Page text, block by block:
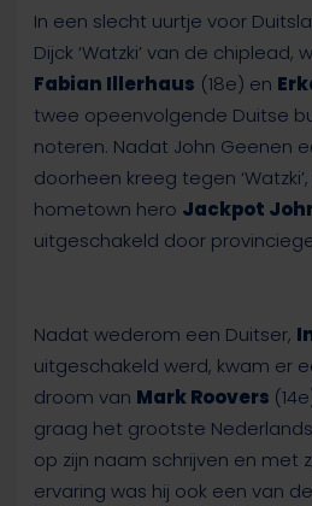
In een slecht uurtje voor
Dijck ‘Watzki’ van de chiplead,
Fabian Illerhaus (18e) en
twee opeenvolgende Duitse
noteren. Nadat John Geenen
doorheen kreeg tegen
hometown hero Jackpot
uitgeschakeld door
Nadat wederom een Duitser,
uitgeschakeld werd, kwam er
droom van Mark Roovers
graag het grootste
op zijn naam schrijven en met
ervaring was hij ook een van